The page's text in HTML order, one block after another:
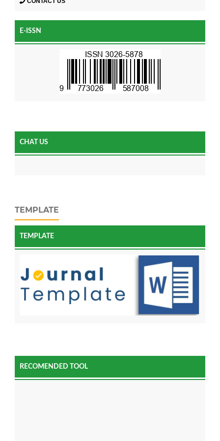
E-ISSN
CHAT US
TEMPLATE
TEMPLATE
RECOMENDED TOOL